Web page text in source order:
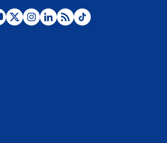
Posesión de Abelardo De La Espriella